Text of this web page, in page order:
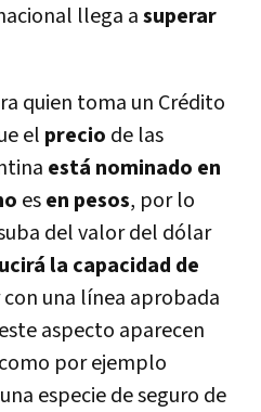
llega asuperar
quien toma un Crédito
el precio de las
está nominado en
esen pesos, por lo
del valor del dólar
la capacidad de
una lí­nea aprobada
aspecto aparecen
por ejemplo
especie de seguro de